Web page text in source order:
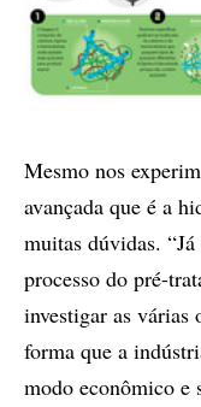
Mesmo nos
avançada que é a
muitas dúvidas.
processo do pré-
investigar as várias
forma que a
modo econômico e